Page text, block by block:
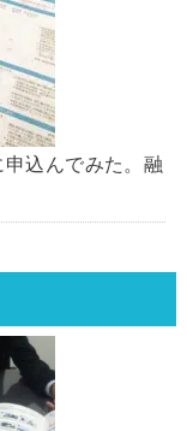
申込んでみた。融